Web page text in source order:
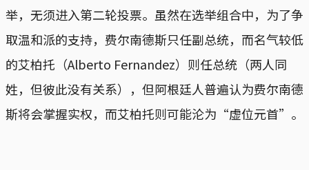
举，无须进入第二轮投票。虽然在选举组合中，为了争
取温和派的支持，费尔南德斯只任副总统，而名气较低
的艾柏托（Alberto Fernandez）则任总统（两人同
姓，但彼此没有关系），但阿根廷人普遍认为费尔南德
斯将会掌握实权，而艾柏托则可能沦为“虚位元首”。